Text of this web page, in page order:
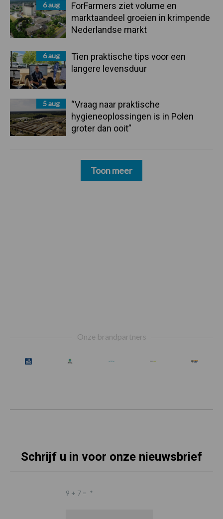
6 aug
ForFarmers ziet volume en
marktaandeel groeien in krimpende
Nederlandse markt
6 aug
Tien praktische tips voor een
langere levensduur
5 aug
“Vraag naar praktische
hygieneoplossingen is in Polen
groter dan ooit”
Toon meer
Onze brandpartners
Schrijf u in voor onze nieuwsbrief
9 + 7 = *